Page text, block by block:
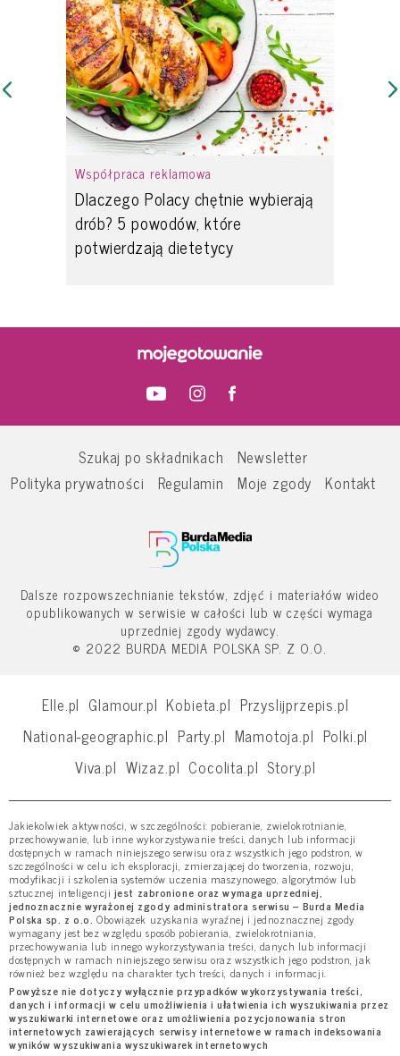
Współpraca reklamowa
Dlaczego Polacy chętnie wybierają
drób? 5 powodów, które
potwierdzają dietetycy
Szukaj po składnikach
Newsletter
Polityka prywatności
Regulamin Moje zgody Kontakt
Dalsze rozpowszechnianie tekstów, zdjęć i materiałów wideo
opublikowanych w serwisie w całości lub w części wymaga
uprzedniej zgody wydawcy.
© 2022 BURDA MEDIA POLSKA SP. Z O.O.
Elle.pl Glamour.pl Kobieta.pl Przyslijprzepis.pl
National-geographic.pl Party.pl Mamotoja.pl Polki.pl
Viva.pl Wizaz.pl Cocolita.pl Story.pl
Jakiekolwiek aktywności, w szczególności: pobieranie, zwielokrotnianie,
przechowywanie, lub inne wykorzystywanie treści, danych lub informacji
dostępnych w ramach niniejszego serwisu oraz wszystkich jego podstron, w
szczególności w celu ich eksploracji, zmierzającej do tworzenia, rozwoju,
modyfikacji i szkolenia systemów uczenia maszynowego, algorytmów lub
sztucznej inteligencji jest zabronione oraz wymaga uprzedniej,
jednoznacznie wyrażonej zgody administratora serwisu – Burda Media
Polska sp. z o.o. Obowiązek uzyskania wyraźnej i jednoznacznej zgody
wymagany jest bez względu sposób pobierania, zwielokrotniania,
przechowywania lub innego wykorzystywania treści, danych lub informacji
dostępnych w ramach niniejszego serwisu oraz wszystkich jego podstron, jak
również bez względu na charakter tych treści, danych i informacji.
Powyższe nie dotyczy wyłącznie przypadków wykorzystywania treści,
danych i informacji w celu umożliwienia i ułatwienia ich wyszukiwania przez
wyszukiwarki internetowe oraz umożliwienia pozycjonowania stron
internetowych zawierających serwisy internetowe w ramach indeksowania
wyników wyszukiwania wyszukiwarek internetowych